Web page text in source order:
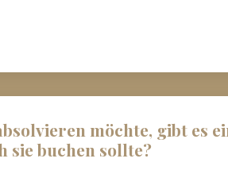
möchte, gibt es
sie buchen sollte?